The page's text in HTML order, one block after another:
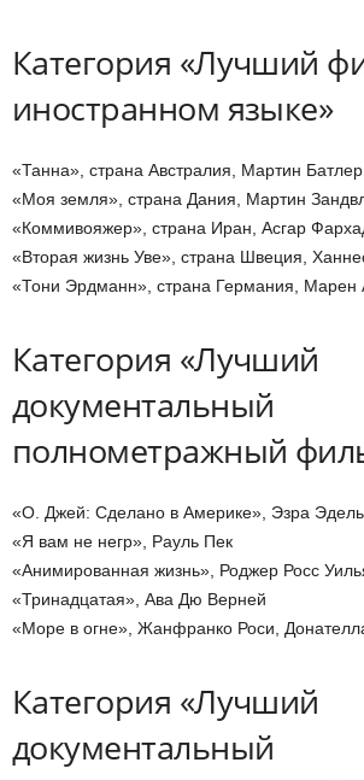
Категория «Лучший
иностранном языке»
«Танна», страна Австралия, Мартин
«Моя земля», страна Дания, Мартин
«Коммивояжер», страна Иран, Асгар
«Вторая жизнь Уве», страна Швеция,
«Тони Эрдманн», страна Германия, Марен
Категория «Лучший
документальный
полнометражный
«О. Джей: Сделано в Америке», Эзра
«Я вам не негр», Рауль Пек
«Анимированная жизнь», Роджер Росс
«Тринадцатая», Ава Дю Верней
«Море в огне», Жанфранко Роси,
Категория «Лучший
документальный